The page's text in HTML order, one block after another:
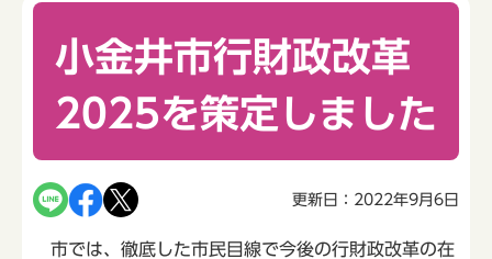
小金井市行財政改革
2025を策定しました
更新日：2022年9月6日
市では、徹底した市民目線で今後の行財政改革の在